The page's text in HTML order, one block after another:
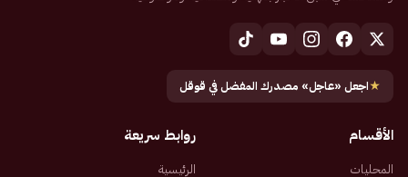
★اجعل «عاجل» مصدرك المفضل في قوقل
الأقسام
المحليات
روابط سريعة
الرئيسية